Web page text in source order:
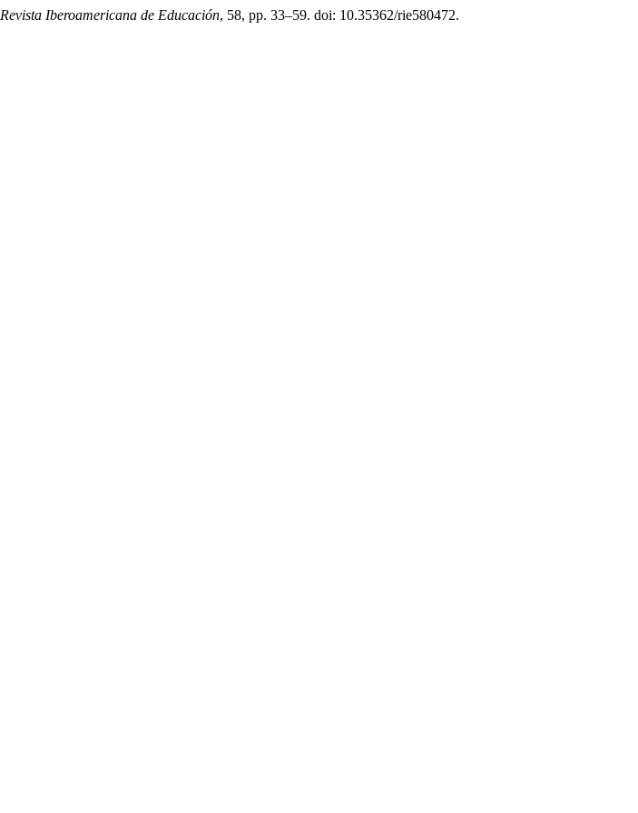
Revista Iberoamericana de Educación, 58, pp. 33–59. doi: 10.35362/rie580472.